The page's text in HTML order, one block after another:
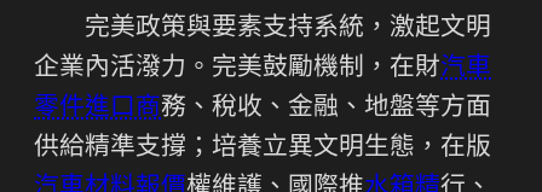
完美政策與要素支持系統，激起文明
企業內活潑力。完美鼓勵機制，在財汽車
零件進口商務、稅收、金融、地盤等方面
供給精準支撐；培養立異文明生態，在版